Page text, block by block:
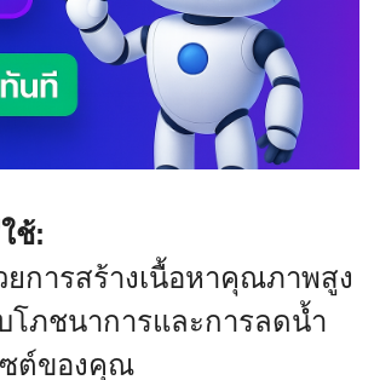
ช้:
การสร้างเนื้อหาคุณภาพสูง
โภชนาการและการลดน้ำ
ซต์ของคุณ